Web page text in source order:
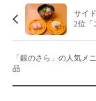
サイ
2位「
「銀のさら」の人気メ
品